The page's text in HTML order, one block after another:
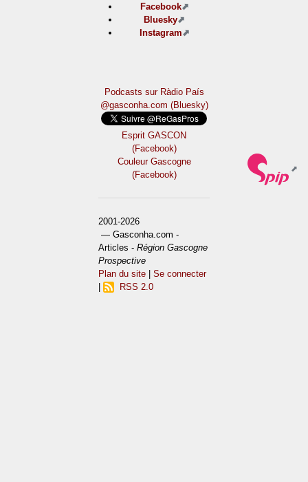
Facebook
Bluesky
Instagram
Podcasts sur Ràdio País
@gasconha.com (Bluesky)
Esprit GASCON
(Facebook)
Couleur Gascogne
(Facebook)
2001-2026
— Gasconha.com -
Articles -Région Gascogne
Prospective
Plan du site |Se connecter
RSS 2.0